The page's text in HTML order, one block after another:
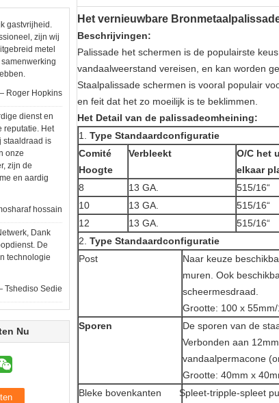
gastvrijheid.
zijn wij
metel
Hopkins
dienst en
reputatie. Het
staaldraad is
onze
zijn de
en aardig
hossain
Dank
De
technologie
Sedie
Nu
Het vernieuwbare
Beschrijvingen:
Palissade het schermen is de populairste
vandaalweerstand vereisen, en kan worden
Staalpalissade schermen is vooral populair
en feit dat het zo moeilijk is te beklimmen.
Het Detail van de palissadeomheining:
1. Type Standaardconfiguratie
Comité
Hoogte
Verbleekt
O/C het
elkaar
8 13 GA. 515/16“
10
13 GA. 515/16“
12
13 GA. 515/16“
2. Type Standaardconfiguratie
Post
Naar keuze
muren. Ook
scheermesdraad.
Grootte: 100 x
Sporen
De sporen van de
Verbonden aan
vandaalpermacone
Grootte: 40mm x
Bleke bovenkanten
Spleet-tripple-spleet